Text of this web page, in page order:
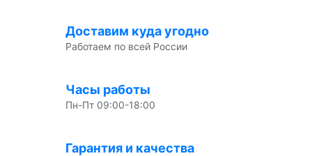
Доставим куда угодно
Работаем по всей России
Часы работы
Пн-Пт 09:00-18:00
Гарантия и качества